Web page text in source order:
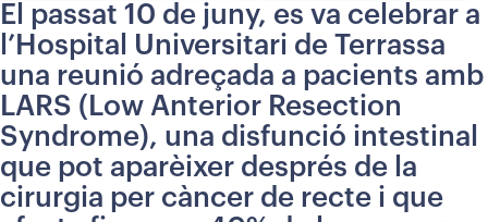
El passat 10 de juny, es va celebrar a
l’Hospital Universitari de Terrassa
una reunió adreçada a pacients amb
LARS (Low Anterior Resection
Syndrome), una disfunció intestinal
que pot aparèixer després de la
cirurgia per càncer de recte i que